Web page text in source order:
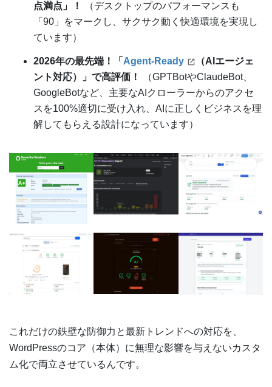
点満点」！
（デスクトップのパフォーマンスも
「90」をマークし、サクサク動く快適環境を実現し
ています）
2026年の最先端！「 Agent-Ready
（AIエージェ
ント対応）」で高評価！
（GPTBotやClaudeBot、
GoogleBotなど、主要なAIクローラーからのアクセ
スを100%適切に受け入れ、AIに正しくビジネスを理
解してもらえる設計になっています）
これだけの鉄壁な防御力と最新トレンドへの対応を、
WordPressのコア（本体）に無理な影響を与えないカスタ
ム化で両立させているんです。